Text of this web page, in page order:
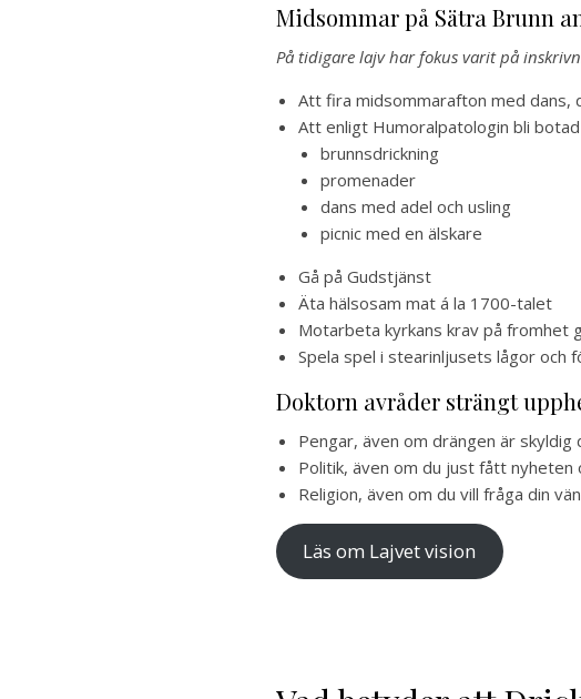
Midsommar på Sätra Brunn
På tidigare lajv har fokus varit på
Att fira midsommarafton med dans,
Att enligt Humoralpatologin bli
brunnsdrickning
promenader
dans med adel och usling
picnic med en älskare
Gå på Gudstjänst
Äta hälsosam mat á la 1700-talet
Motarbeta kyrkans krav på fromhet
Spela spel i stearinljusets lågor och
Doktorn avråder strängt
Pengar, även om drängen är skyldig
Politik, även om du just fått nyheten
Religion, även om du vill fråga din
Läs om Lajvet vision